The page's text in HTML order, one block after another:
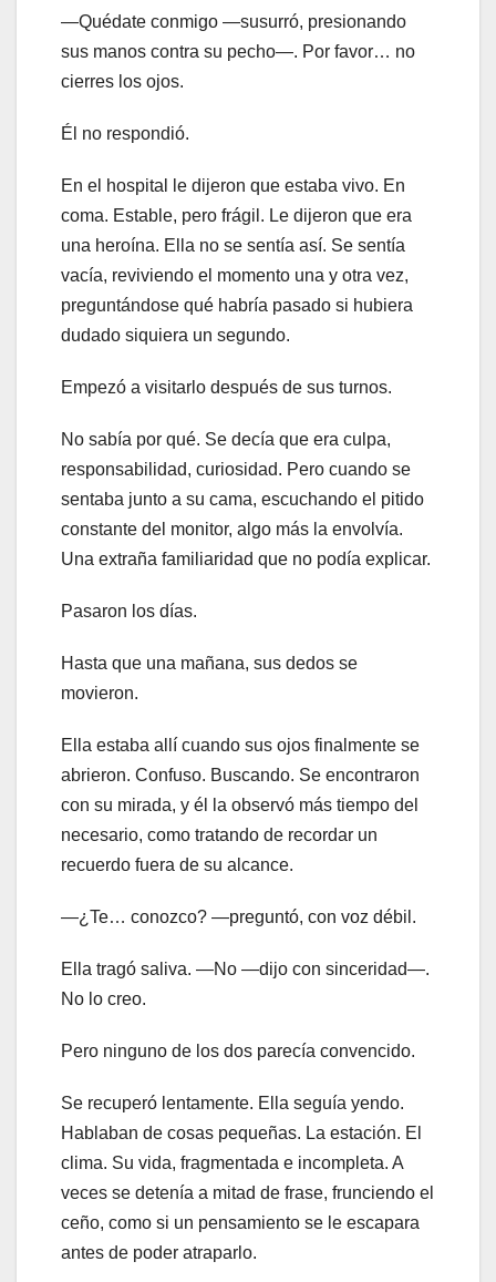
—Quédate conmigo —susurró, presionando
sus manos contra su pecho—. Por favor… no
cierres los ojos.
Él no respondió.
En el hospital le dijeron que estaba vivo. En
coma. Estable, pero frágil. Le dijeron que era
una heroína. Ella no se sentía así. Se sentía
vacía, reviviendo el momento una y otra vez,
preguntándose qué habría pasado si hubiera
dudado siquiera un segundo.
Empezó a visitarlo después de sus turnos.
No sabía por qué. Se decía que era culpa,
responsabilidad, curiosidad. Pero cuando se
sentaba junto a su cama, escuchando el pitido
constante del monitor, algo más la envolvía.
Una extraña familiaridad que no podía explicar.
Pasaron los días.
Hasta que una mañana, sus dedos se
movieron.
Ella estaba allí cuando sus ojos finalmente se
abrieron. Confuso. Buscando. Se encontraron
con su mirada, y él la observó más tiempo del
necesario, como tratando de recordar un
recuerdo fuera de su alcance.
—¿Te… conozco? —preguntó, con voz débil.
Ella tragó saliva. —No —dijo con sinceridad—.
No lo creo.
Pero ninguno de los dos parecía convencido.
Se recuperó lentamente. Ella seguía yendo.
Hablaban de cosas pequeñas. La estación. El
clima. Su vida, fragmentada e incompleta. A
veces se detenía a mitad de frase, frunciendo el
ceño, como si un pensamiento se le escapara
antes de poder atraparlo.